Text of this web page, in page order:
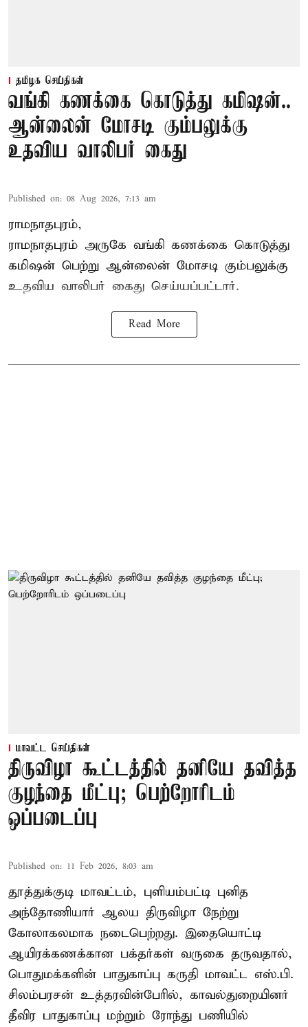
தமிழக செய்திகள்
வங்கி கணக்கை கொடுத்து கமிஷன்..
ஆன்லைன் மோசடி கும்பலுக்கு
உதவிய வாலிபர் கைது
Published on: 08 Aug 2026, 7:13 am
ராமநாதபுரம்,
ராமநாதபுரம் அருகே வங்கி கணக்கை கொடுத்து
கமிஷன் பெற்று ஆன்லைன் மோசடி கும்பலுக்கு
உதவிய வாலிபர் கைது செய்யப்பட்டார்.
Read More
மாவட்ட செய்திகள்
திருவிழா கூட்டத்தில் தனியே தவித்த
குழந்தை மீட்பு; பெற்றோரிடம்
ஒப்படைப்பு
Published on: 11 Feb 2026, 8:03 am
தூத்துக்குடி மாவட்டம், புளியம்பட்டி புனித
அந்தோணியார் ஆலய திருவிழா நேற்று
கோலாகலமாக நடைபெற்றது. இதையொட்டி
ஆயிரக்கணக்கான பக்தர்கள் வருகை தருவதால்,
பொதுமக்களின் பாதுகாப்பு கருதி மாவட்ட எஸ்.பி.
சிலம்பரசன் உத்தரவின்பேரில், காவல்துறையினர்
தீவிர பாதுகாப்பு மற்றும் ரோந்து பணியில்